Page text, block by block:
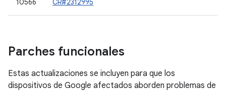
10566
CR#2312995
Parches funcionales
Estas actualizaciones se incluyen para que los
dispositivos de Google afectados aborden problemas de